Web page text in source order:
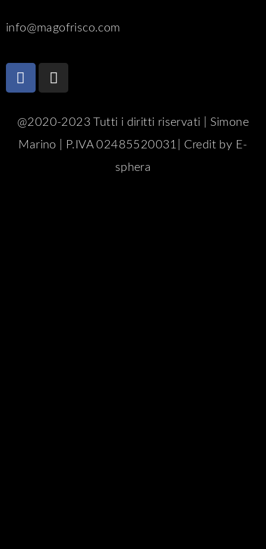
info@magofrisco.com
@2020-2023 Tutti i diritti riservati | Simone
Marino | P.IVA 02485520031| Credit by E-
sphera